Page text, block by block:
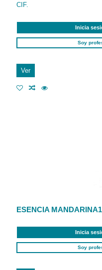
CIF.
Inicia
Soy
Ver
ESENCIA
Inicia
Soy